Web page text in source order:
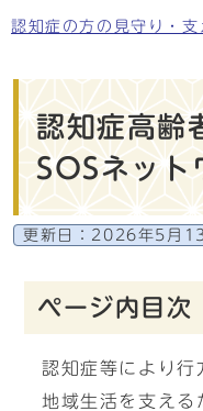
認知症の方の見守り・支
認知症高齢
SOSネット
更新日： 2026年5月
ページ内目次
認知症等により行
地域生活を支える